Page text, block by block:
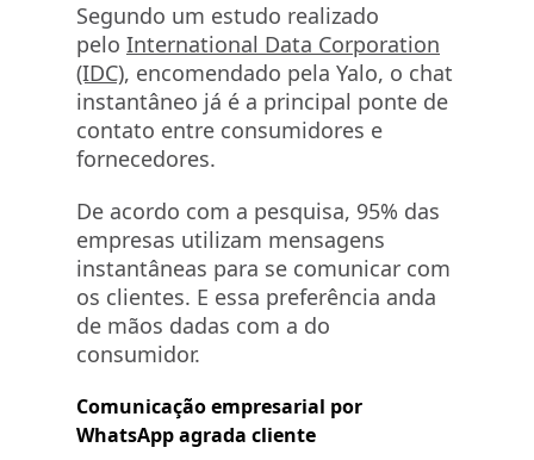
Segundo um estudo realizado
pelo International Data Corporation
(IDC), encomendado pela Yalo, o chat
instantâneo já é a principal ponte de
contato entre consumidores e
fornecedores.
De acordo com a pesquisa, 95% das
empresas utilizam mensagens
instantâneas para se comunicar com
os clientes. E essa preferência anda
de mãos dadas com a do
consumidor.
Comunicação empresarial por
WhatsApp agrada cliente